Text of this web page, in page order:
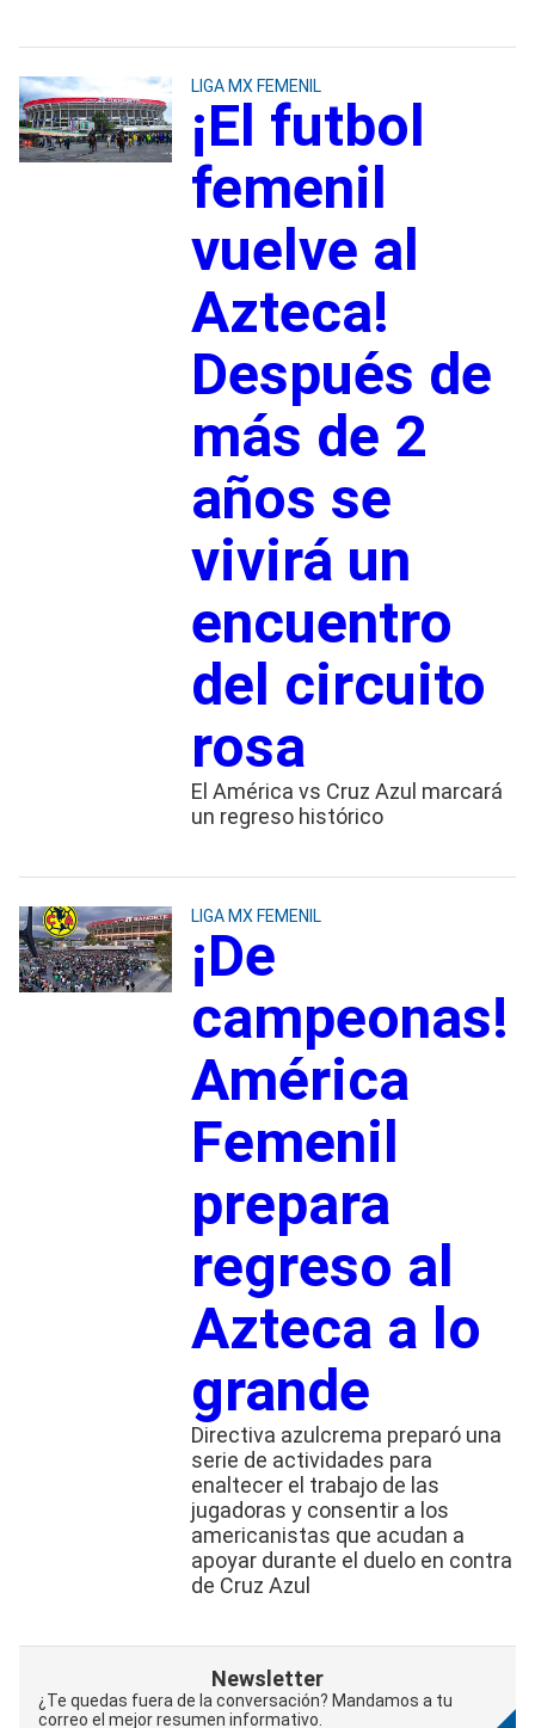
LIGA MX FEMENIL
¡El futbol
femenil
vuelve al
Azteca!
Después de
más de 2
años se
vivirá un
encuentro
del circuito
rosa
El América vs Cruz Azul marcará
un regreso histórico
LIGA MX FEMENIL
¡De
campeonas!
América
Femenil
prepara
regreso al
Azteca a lo
grande
Directiva azulcrema preparó una
serie de actividades para
enaltecer el trabajo de las
jugadoras y consentir a los
americanistas que acudan a
apoyar durante el duelo en contra
de Cruz Azul
Newsletter
¿Te quedas fuera de la conversación? Mandamos a tu
correo el mejor resumen informativo.